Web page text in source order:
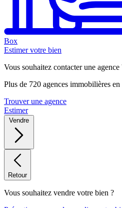
Box
Estimer votre bien
Vous souhaitez contacter une agence
Plus de 720 agences immobilières en
Trouver une agence
Estimer
Vendre
Retour
Vous souhaitez vendre votre bien ?